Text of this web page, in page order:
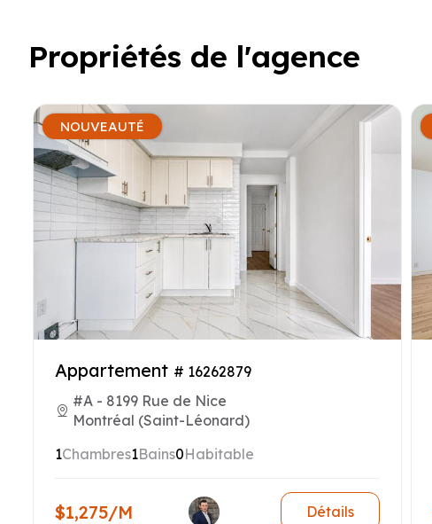
Propriétés de l'agence
NOUVEAUTÉ
Appartement # 16262879
#A - 8199 Rue de Nice
Montréal (Saint-Léonard)
1Chambres1Bains0Habitable
$1,275/M Détails